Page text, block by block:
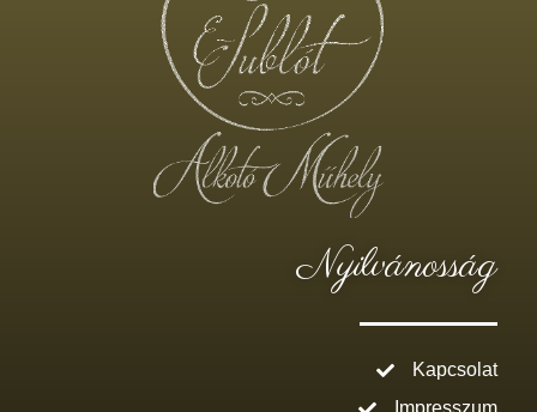
Nyilvánosság
Kapcsolat
Impresszum